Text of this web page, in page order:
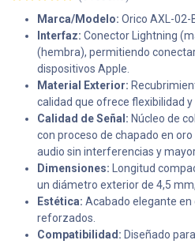
Marca/Modelo: Orico AXL-02-
Interfaz: Conector Lightning
(hembra), permitiendo
dispositivos Apple.
Material Exterior:
calidad que ofrece flexibilidad y
Calidad de Señal: Núcleo de
con proceso de chapado en
audio sin interferencias y
Dimensiones: Longitud
un diámetro exterior de 4,5
Estética: Acabado elegante
reforzados.
Compatibilidad: Diseñado